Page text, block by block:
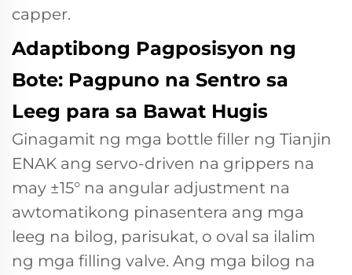
capper.
Adaptibong Pagposisyon ng
Bote: Pagpuno na Sentro sa
Leeg para sa Bawat Hugis
Ginagamit ng mga bottle filler ng Tianjin
ENAK ang servo-driven na grippers na
may ±15° na angular adjustment na
awtomatikong pinasentera ang mga
leeg na bilog, parisukat, o oval sa ilalim
ng mga filling valve. Ang mga bilog na